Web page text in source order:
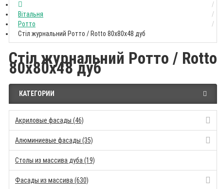
Вітальня
Ротто
Стіл журнальний Ротто / Rotto 80x80x48 дуб
Стіл журнальний Ротто / Rotto
80x80x48 дуб
КАТЕГОРИИ
Акриловые фасады (46)
Алюминиевые фасады (35)
Столы из массива дуба (19)
Фасады из массива (630)